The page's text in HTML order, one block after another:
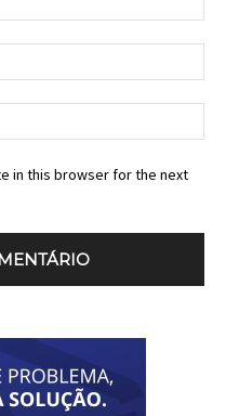
in this browser for the next